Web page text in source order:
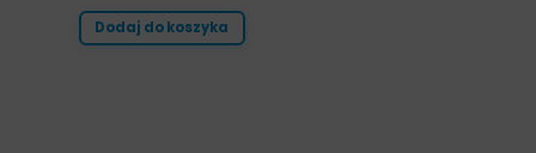
Dodaj do koszyka